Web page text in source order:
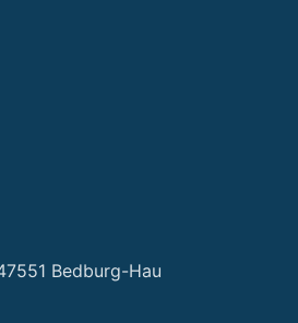
Bedburg-Hau